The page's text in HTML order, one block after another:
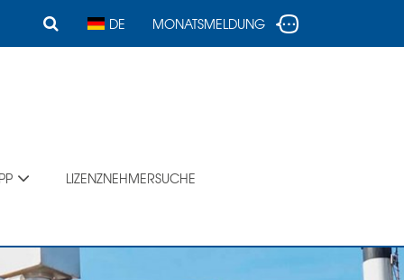
MONATSMELDUNG
DE
LIZENZNEHMERSUCHE